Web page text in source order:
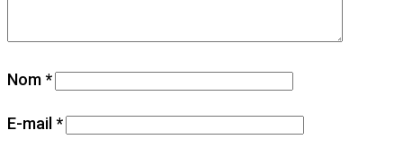
Nom*
E-mail *